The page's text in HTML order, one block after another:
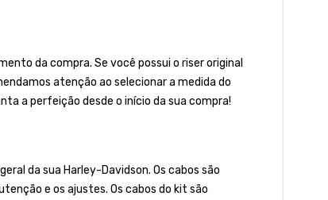
da compra. Se você possui o riser original
atenção ao selecionar a medida do
a perfeição desde o início da sua compra!
da sua Harley-Davidson. Os cabos são
e os ajustes. Os cabos do kit são